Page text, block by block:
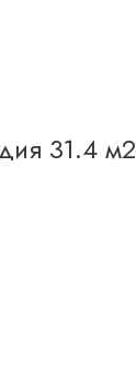
31.4 м2